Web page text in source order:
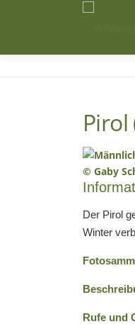
Der Pirol
Winter
Rufe und